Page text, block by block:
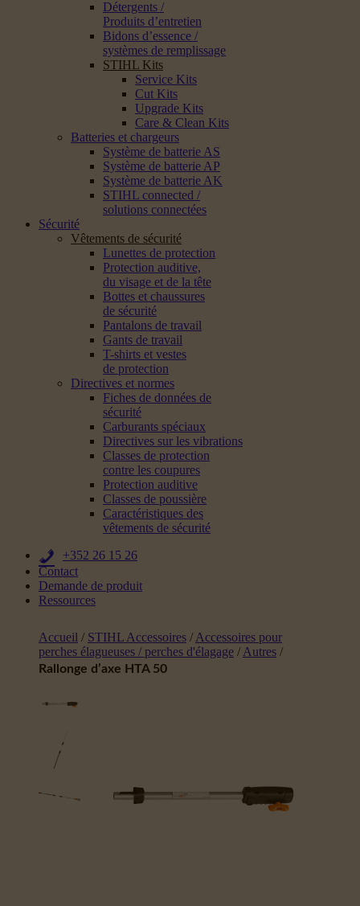
Détergents /
Produits d’entretien
Bidons d’essence /
systèmes de remplissage
STIHL Kits
Service Kits
Cut Kits
Upgrade Kits
Care & Clean Kits
Batteries et chargeurs
Système de batterie AS
Système de batterie AP
Système de batterie AK
STIHL connected /
solutions connectées
Sécurité
Vêtements de sécurité
Lunettes de protection
Protection auditive,
du visage et de la tête
Bottes et chaussures
de sécurité
Pantalons de travail
Gants de travail
T-shirts et vestes
de protection
Directives et normes
Fiches de données de
sécurité
Carburants spéciaux
Directives sur les vibrations
Classes de protection
contre les coupures
Protection auditive
Classes de poussière
Caractéristiques des
vêtements de sécurité
+352 26 15 26
Contact
Demande de produit
Ressources
Accueil / STIHL Accessoires / Accessoires pour
perches élagueuses / perches d'élagage / Autres /
Rallonge d’axe HTA 50